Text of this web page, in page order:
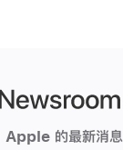
Apple 的最新消息